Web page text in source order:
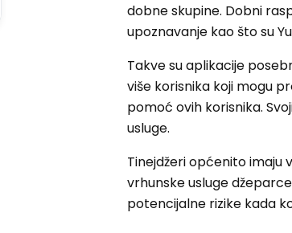
dobne skupine. Dobni
upoznavanje kao što su
Takve su aplikacije
više korisnika koji mogu
pomoć ovih korisnika.
usluge.
Tinejdžeri općenito imaju
vrhunske usluge
potencijalne rizike kada